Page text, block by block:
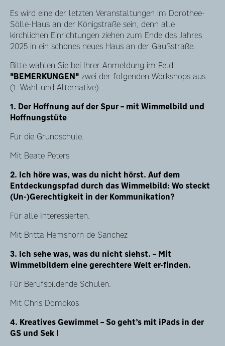
Es wird eine der letzten Veranstaltungen im Dorothee-
Sölle-Haus an der Königstraße sein, denn alle
kirchlichen Einrichtungen ziehen zum Ende des Jahres
2025 in ein schönes neues Haus an der Gaußstraße.
Bitte wählen Sie bei Ihrer Anmeldung im Feld
"BEMERKUNGEN" zwei der folgenden Workshops aus
(1. Wahl und Alternative):
1. Der Hoffnung auf der Spur – mit Wimmelbild und
Hoffnungstüte
Für die Grundschule.
Mit Beate Peters
2. Ich höre was, was du nicht hörst. Auf dem
Entdeckungspfad durch das Wimmelbild: Wo steckt
(Un-)Gerechtigkeit in der Kommunikation?
Für alle Interessierten.
Mit Britta Hemshorn de Sanchez
3. Ich sehe was, was du nicht siehst. – Mit
Wimmelbildern eine gerechtere Welt er-finden.
Für Berufsbildende Schulen.
Mit Chris Domokos
4. Kreatives Gewimmel – So geht’s mit iPads in der
GS und Sek I